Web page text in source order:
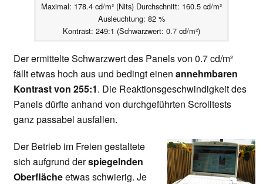
Maximal: 178.4 cd/m² (Nits) Durchschnitt: 160.5 cd/m²
Ausleuchtung: 82 %
Kontrast: 249:1 (Schwarzwert: 0.7 cd/m²)
Der ermittelte Schwarzwert des Panels von 0.7 cd/m²
fällt etwas hoch aus und bedingt einen annehmbaren
Kontrast von 255:1. Die Reaktionsgeschwindigkeit des
Panels dürfte anhand von durchgeführten Scrolltests
ganz passabel ausfallen.
Der Betrieb im Freien gestaltete
sich aufgrund derspiegelnden
Oberflächeetwas schwierig. Je